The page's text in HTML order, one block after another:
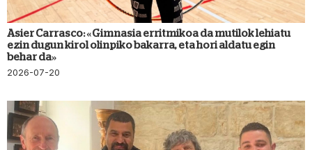
Asier Carrasco: «Gimnasia erritmikoa da mutilok lehiatu
ezin dugun kirol olinpiko bakarra, eta hori aldatu egin
behar da»
2026-07-20